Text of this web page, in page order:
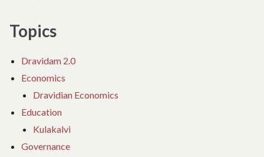
Topics
Dravidam 2.0
Economics
Dravidian Economics
Education
Kulakalvi
Governance